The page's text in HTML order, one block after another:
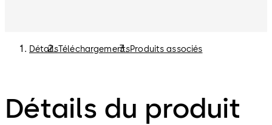
DétailsTéléchargementsProduits associés
Détails du produit